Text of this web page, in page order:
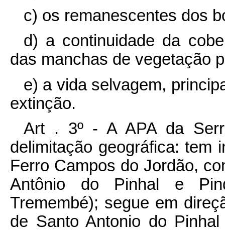
c) os remanescentes dos
d) a continuidade da
das manchas de vegetação
e) a vida selvagem,
extinção.
Art . 3º - A APA da Serra da Mantiqueira tem a seguinte delimitação geográfica: tem início no cruzamento da Estrada de Ferro Campos do Jordão, com a divisa dos municípios de Santo Antônio do Pinhal e Pindamonhangaba (ponto 00)(Folha Tremembé); segue em direção norte pela divisa dos municípios de Santo Antonio do Pinhal e Pindamonhangaba até cruzar a primeira curva de nível de cota altimétrica 1800 (um mil e oitocentos) metros (ponto 01); segue em direção nordeste pela curva de nível de cota altimétrica 1800 (um mil e oitocentos) metros até o cruzamento com o Ribeirão das Perdizes (ponto 02); segue a jusante pelo Ribeirão das Perdizes até o cruzamento com a curva de nível de cota altimétrica 1760 (um mil setecentos e sessenta) metros (ponto 03); segue em direção leste pela curva de nível de cota altimétrica 1760 (um mil setecentos e sessenta) metros até o cruzamento com o Córrego Ganha Bola (ponto 04)(Folha Campos do Jordão); segue a jusante pelo Córrego Ganha Bola até a confluência com o Rio Sapucaí-Guaçu (ponto 05)(Falha de Delfim Moreira); segue em linha reta, direção nordeste até atingir o ponto cotado 2616 (dois mil seiscentos e dezesseis) metros (ponto 06); segue inicialmente em direção noroeste, e depois oeste, pela linha de crista dividindo águas entre o Rio Sapucaí-Guaçu e o Ribeirão do Paiol, passando respectivamente pelos pontos cotados 1672 (um mil seiscentos setenta e dois) metros 1694 (um mil seiscentos e noventa e quatro) metros, 1668 (um mil seiscentos e sessenta e oito) metros, 1665 (um mil seiscentos e sessenta e cinco) metros, 1647 (um mil seiscentos e quarenta e sete) metros 1668 (um mil seiscentos e sessenta e oito) metros, 1669 (um mil seiscentos sessenta e nove) metros, 1758 (um mil setecentos e cinqüenta e oito) metros, 1750 (um mil setecentos e cinqüenta) metros, 1785 (um mil setecentos e oitenta e cinco) metros até o ponto cotado 1858 (um mil oitocentos e cinqüenta e oito) metros (Pico do Imbiri) (ponto 07 ) (Folha Campos do Jordão); segue rumo norte-noroeste pelo divisor de águas entre os tributários do Ribeirão dos Marmelos e Córrego Taquaral, vertendo até a confluência do Córrego Taquaral com o Córrego do Campista (ponto 08); segue a montante pelo Córrego do Taquaral até a confluência com seu terceiro tributário da margem esquerda (ponto 09); segue a montante por este tributário até atingir a curva de nível de 1600 (um mil seiscentos) metros na Serra do Baú (ponto 10); segue por esta em direção oeste-sudoeste e posteriormente nordeste até cruzar com a divisa dos Estados de São Paulo e Minas Gerais (ponto 11); segue por esta divisa em direção nordeste até a divisa dos municípios de Luminosa e Piranguçu (Pedra da Chita) (ponto 12); segue pela divisa dos municípios em direção norte até o Morro das Antas (ponto 13); desce pela vertente norte do Morro das Antas até atingir a cabeceira mais alta do Córrego das Antas (ponto 14) segue a jusante pelo Córrego das Antas até a confluência com o Córrego do Carro (ponto 15); segue a jusante pelo Ribeirão Piranguçu até a confluência com o Córrego do Gamelão (ponto 16); segue a montante pelo Córrego do Gamelão até a confluência com o Córrego da Pedra Branca (ponto 17) (Folha Delfim Moreira); segue em linha reta em direção norte-nordeste até o ponto cotado 953 (novecentos e cinqüenta e três) metros (ponto 18); segue em linha reta em direção nordeste até o ponto cotado 1042 (um mil e quarenta e dois) metros (ponto 19); segue em linha reta em direção norte passando pelo ponto cotado 1042 (um mil e quarenta e dois) metros até o ponto cotado 1238 (um mil duzentos e trinta e oito) metros na divisa dos municípios de Piranguçu e Itajubá (ponto 20); segue pela divisa dos municípios de Piranguçu e Itajubá em direção leste até o Rio Sapucaí (ponto 21); segue a jusante por este rio dividindo os municípios de Itajubá e Wenceslau Brás até a confluência com o Rio Santo Antônio (ponto 22) (Folha de Itajubá); segue a montante pelo Rio Santo Antonio dividindo os municípios de Wencenlau Brás e Itajubá até a confluência do Ribeirão do Salto com o Rio Santo Antonio na Fazenda Água Limpa (ponto 23); segue rumo noroeste e posteriormente nordeste pelo limite dos municípios de Itajubá e